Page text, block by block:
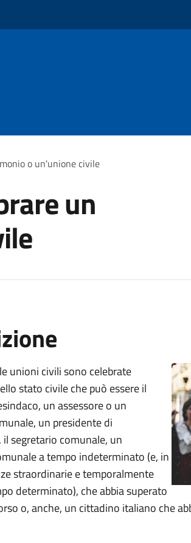
o un'unione civile
un
unioni civili sono celebrate
stato civile che può essere il
un assessore o un
un presidente di
il segretario comunale, un
a tempo indeterminato (e, in
straordinarie e temporalmente
determinato), che abbia superato
o, anche, un cittadino italiano che